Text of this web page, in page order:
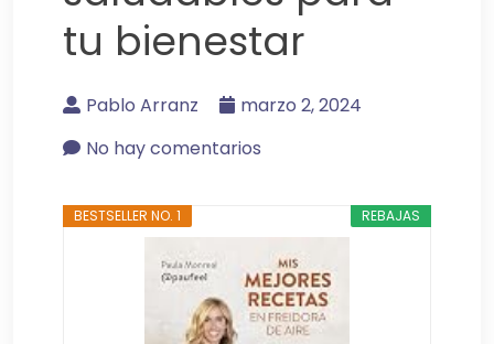
tu bienestar
Pablo Arranz
marzo 2, 2024
No hay comentarios
REBAJAS
BESTSELLER NO. 1